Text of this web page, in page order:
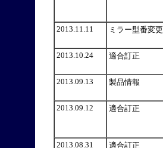
2013.11.11
ミラー型番変更
2013.10.24
適合訂正
2013.09.13
製品情報
2013.09.12
適合訂正
2013.08.31
適合訂正